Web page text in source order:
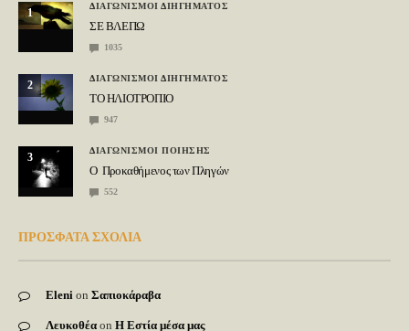
1
ΔΙΑΓΩΝΙΣΜΟΙ ΔΙΗΓΗΜΑΤΟΣ
ΣΕ ΒΛΕΠΩ
1035
2
ΔΙΑΓΩΝΙΣΜΟΙ ΔΙΗΓΗΜΑΤΟΣ
ΤΟ ΗΛΙΟΤΡΟΠΙΟ
947
3
ΔΙΑΓΩΝΙΣΜΟΙ ΠΟΙΗΣΗΣ
Ο Προκαθήμενος των Πληγών
552
ΠΡΟΣΦΑΤΑ ΣΧΟΛΙΑ
Eleni on Σαπιοκάραβα
Λευκοθέα on Η Εστία μέσα μας